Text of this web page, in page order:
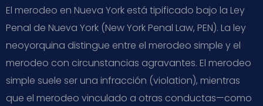
El merodeo en Nueva York está tipificado bajo la Ley
Penal de Nueva York (New York Penal Law, PEN). La ley
neoyorquina distingue entre el merodeo simple y el
merodeo con circunstancias agravantes. El merodeo
simple suele ser una infracción (violation), mientras
que el merodeo vinculado a otras conductas—como